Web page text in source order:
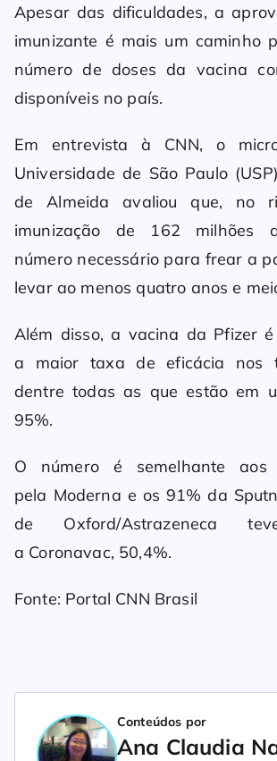
Apesar das dificuldades, a
imunizante é mais um caminho
número de doses da vacina
disponíveis no país.
Em entrevista à CNN, o
Universidade de São Paulo
de Almeida avaliou que, no
imunização de 162 milhões
número necessário para frear a
levar ao menos quatro anos e
Além disso, a vacina da Pfizer
a maior taxa de eficácia nos
dentre todas as que estão em
95%.
O número é semelhante aos
pela Moderna e os 91% da
de Oxford/Astrazeneca
a Coronavac, 50,4%.
Fonte: Portal CNN Brasil
Conteúdos por
Ana Claudia